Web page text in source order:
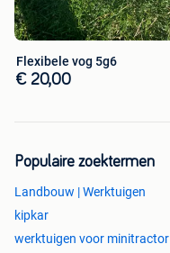
Flexibele vog 5g6
€ 20,00
Populaire zoektermen
Landbouw | Werktuigen
kipkar
werktuigen voor minitractor